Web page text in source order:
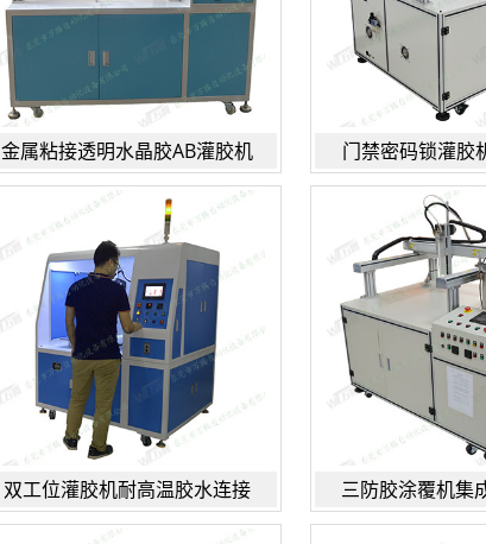
金属粘接透明水晶胶AB灌胶机 门禁密码锁灌胶
双工位灌胶机耐高温胶水连接 三防胶涂覆机集